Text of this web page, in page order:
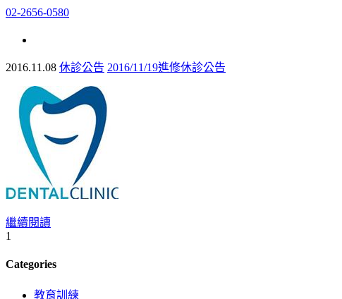
02-2656-0580
2016.11.08 休診公告 2016/11/19進修休診公告
繼續閱讀
1
Categories
教育訓練